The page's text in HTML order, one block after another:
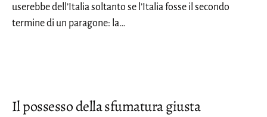
userebbe dell’Italia soltanto se l’Italia fosse il secondo
termine di un paragone: la…
Il possesso della sfumatura giusta